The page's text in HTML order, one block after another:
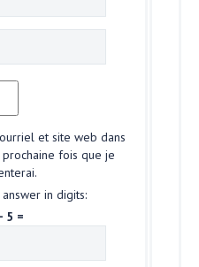
et site web dans
fois que je
in digits:
5 =